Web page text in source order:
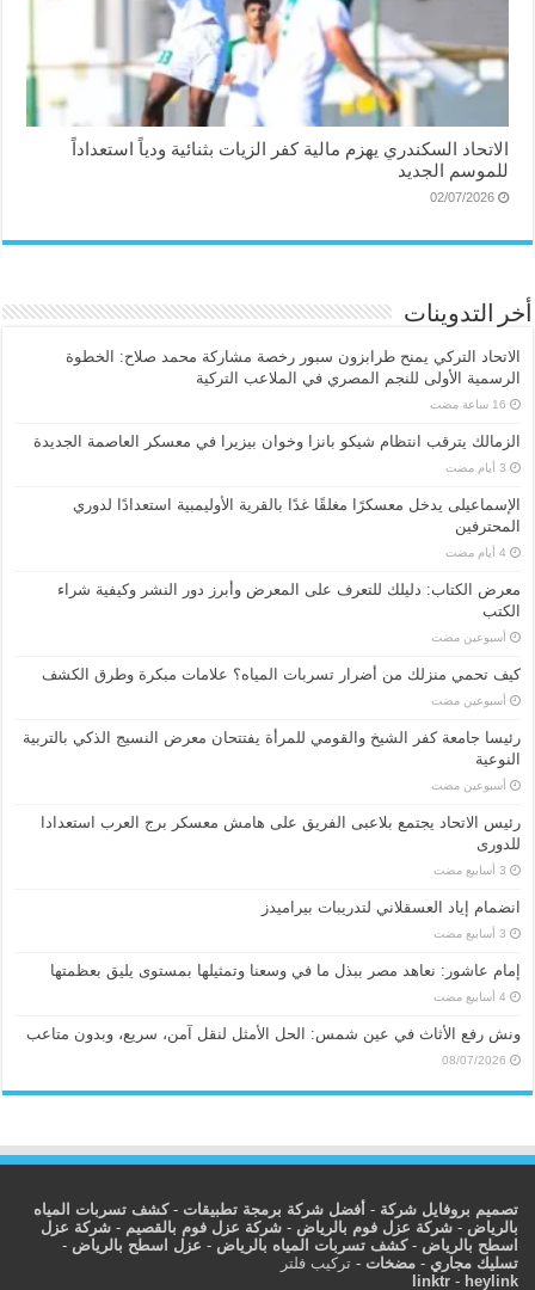
الاتحاد السكندري يهزم مالية كفر الزيات بثنائية ودياً استعداداً
للموسم الجديد
02/07/2026
أخر التدوينات
الاتحاد التركي يمنح طرابزون سبور رخصة مشاركة محمد صلاح: الخطوة
الرسمية الأولى للنجم المصري في الملاعب التركية
الزمالك يترقب انتظام شيكو بانزا وخوان بيزيرا في معسكر العاصمة الجديدة
الإسماعیلی یدخل معسكرًا مغلقًا غدًا بالقرية الأوليمبية استعدادًا لدوري
المحترفين
معرض الكتاب: دليلك للتعرف على المعرض وأبرز دور النشر وكيفية شراء
الكتب
‏أسبوعين مضت
كيف تحمي منزلك من أضرار تسربات المياه؟ علامات مبكرة وطرق الكشف
‏أسبوعين مضت
رئيسا جامعة كفر الشيخ والقومي للمرأة يفتتحان معرض النسيج الذكي بالتربية
النوعية
‏أسبوعين مضت
رئيس الاتحاد يجتمع بلاعبى الفريق على هامش معسكر برج العرب استعدادا
للدورى
انضمام إياد العسقلاني لتدريبات بيراميدز
إمام عاشور: نعاهد مصر ببذل ما في وسعنا وتمثيلها بمستوى يليق بعظمتها
ونش رفع الأثاث في عين شمس: الحل الأمثل لنقل آمن، سريع، وبدون متاعب
08/07/2026
تصميم بروفايل شركة - أفضل شركة برمجة تطبيقات -كشف تسربات المياه
بالرياض -شركة عزل فوم بالرياض -شركة عزل فوم بالقصيم -شركة عزل
اسطح بالرياض -كشف تسربات المياه بالرياض - عزل اسطح بالرياض -
تسليك مجاري -مضخات -تركيب فلتر
linktr- heylink